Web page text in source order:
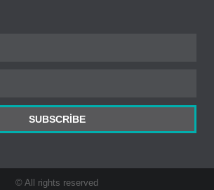
SUBSCRIBE
© All rights reserved